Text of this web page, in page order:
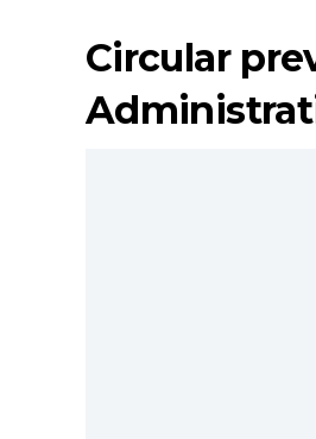
Circular